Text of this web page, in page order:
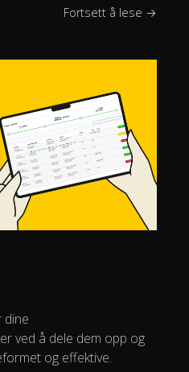
Fortsett å lese →
dine
ved å dele dem opp og
og effektive.